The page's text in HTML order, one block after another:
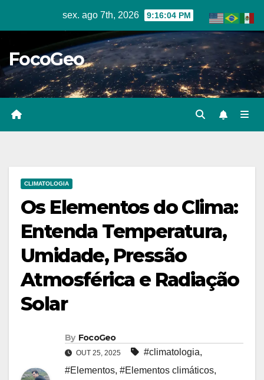
sex. ago 7th, 2026 9:16:06 PM
FocoGeo
CLIMATOLOGIA
Os Elementos do Clima:
Entenda Temperatura,
Umidade, Pressão
Atmosférica e Radiação
Solar
By FocoGeo
OUT 25, 2025 #climatologia,
#Elementos, #Elementos climáticos,